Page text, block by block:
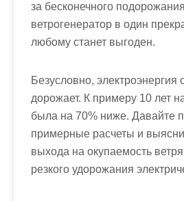
за бесконечного
ветрогенератор в один
любому станет выгоден.
Безусловно,
дорожает. К примеру 10 лет
была на 70% ниже. Давайте
примерные расчеты и
выхода на окупаемость
резкого удорожания